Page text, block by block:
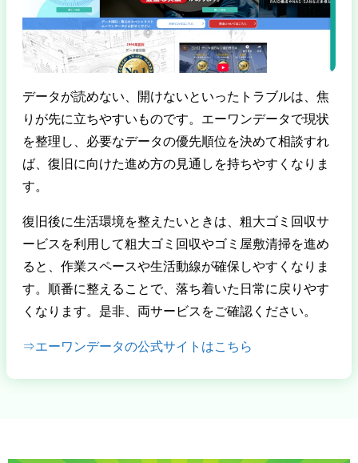
データが読めない、開けないといったトラブルは、焦
りが先に立ちやすいものです。エーワンデータで現状
を整理し、必要なデータの優先順位を決めて相談すれ
ば、復旧に向けた進め方の見通しを持ちやすくなりま
す。
復旧後に生活環境を整えたいときは、粗大ゴミ回収サ
ービスを利用して粗大ゴミ回収やゴミ屋敷清掃を進め
ると、作業スペースや生活動線が確保しやすくなりま
す。順番に整えることで、落ち着いた日常に戻りやす
くなります。是非、両サービスをご確認ください。
⇒エーワンデータの公式サイトはこちら